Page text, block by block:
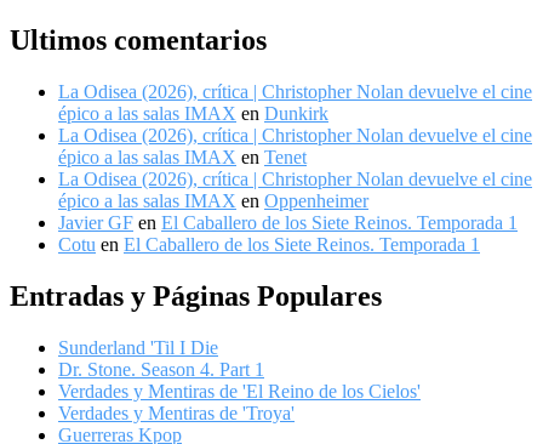
Ultimos comentarios
La Odisea (2026), crítica | Christopher Nolan devuelve el cine
épico a las salas IMAX en Dunkirk
La Odisea (2026), crítica | Christopher Nolan devuelve el cine
épico a las salas IMAX en Tenet
La Odisea (2026), crítica | Christopher Nolan devuelve el cine
épico a las salas IMAX en Oppenheimer
Javier GF en El Caballero de los Siete Reinos. Temporada 1
Cotu en El Caballero de los Siete Reinos. Temporada 1
Entradas y Páginas Populares
Sunderland 'Til I Die
Dr. Stone. Season 4. Part 1
Verdades y Mentiras de 'El Reino de los Cielos'
Verdades y Mentiras de 'Troya'
Guerreras Kpop